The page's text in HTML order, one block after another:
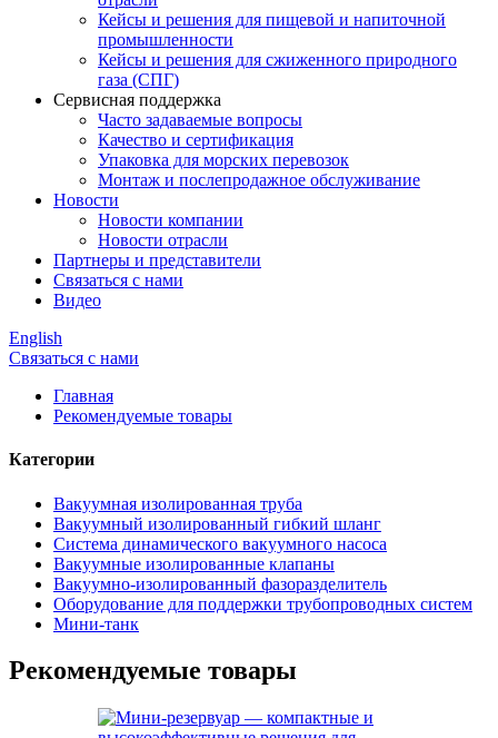
Кейсы и решения для пищевой и напиточной
промышленности
Кейсы и решения для сжиженного природного
газа (СПГ)
Сервисная поддержка
Часто задаваемые вопросы
Качество и сертификация
Упаковка для морских перевозок
Монтаж и послепродажное обслуживание
Новости
Новости компании
Новости отрасли
Партнеры и представители
Связаться с нами
Видео
English
Связаться с нами
Главная
Рекомендуемые товары
Категории
Вакуумная изолированная труба
Вакуумный изолированный гибкий шланг
Система динамического вакуумного насоса
Вакуумные изолированные клапаны
Вакуумно-изолированный фазоразделитель
Оборудование для поддержки трубопроводных систем
Мини-танк
Рекомендуемые товары